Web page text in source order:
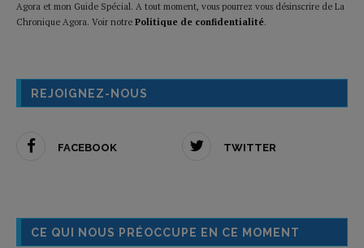
Agora et mon Guide Spécial. A tout moment, vous pourrez vous désinscrire de La
Chronique Agora. Voir notre Politique de confidentialité.
REJOIGNEZ-NOUS
FACEBOOK TWITTER
CE QUI NOUS PRÉOCCUPE EN CE MOMENT